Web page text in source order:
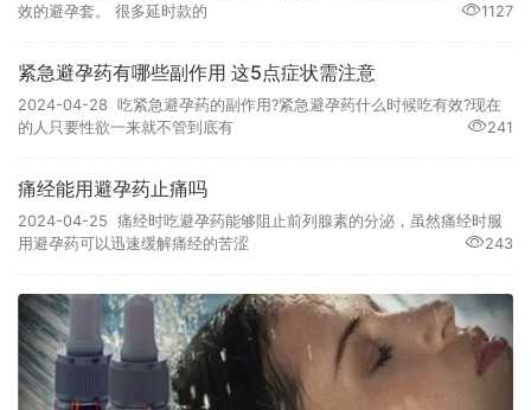
效的避孕套。​ 很多延时款的
1127
紧急避孕药有哪些副作用 这5点症状需注意
2024-04-28 吃紧急避孕药的副作用?紧急避孕药什么时候吃有效?现在
的人只要性欲一来就不管到底有
241
痛经能用避孕药止痛吗
2024-04-25 痛经时吃避孕药能够阻止前列腺素的分泌，虽然痛经时服
用避孕药可以迅速缓解痛经的苦涩
243